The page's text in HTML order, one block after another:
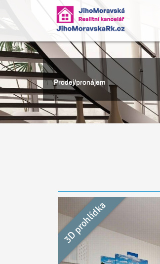
Prodej/pronájem
3D prohlídka